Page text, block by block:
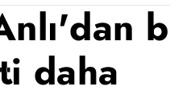
daha